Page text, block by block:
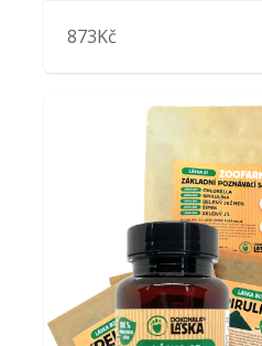
873Kč